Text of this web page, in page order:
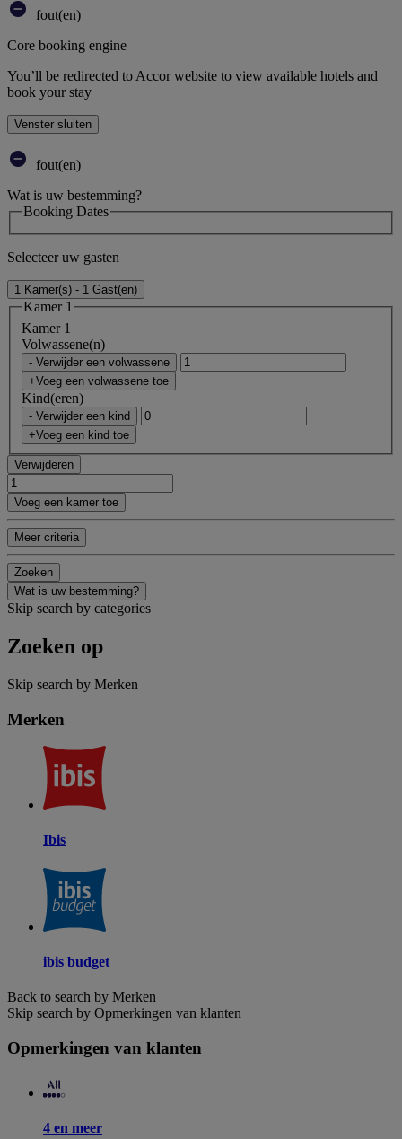
fout(en)
Core booking engine
You’ll be redirected to Accor website to view available hotels and
book your stay
Venster sluiten
fout(en)
Wat is uw bestemming?
Booking Dates
Selecteer uw gasten
1 Kamer(s) - 1 Gast(en)
Kamer 1
Kamer 1
Volwassene(n)
- Verwijder een volwassene
+Voeg een volwassene toe
Kind(eren)
- Verwijder een kind
+Voeg een kind toe
Verwijderen
Voeg een kamer toe
Meer criteria
Zoeken
Wat is uw bestemming?
Skip search by categories
Zoeken op
Skip search by Merken
Merken
Ibis
ibis budget
Back to search by Merken
Skip search by Opmerkingen van klanten
Opmerkingen van klanten
4 en meer